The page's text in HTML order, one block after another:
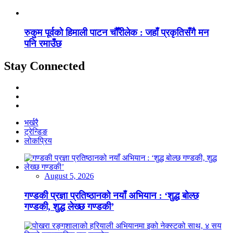
रुकुम पूर्वको हिमाली पाटन चौँरीलेक : जहाँ प्रकृतिसँगै मन
पनि रमाउँछ
Stay Connected
भर्खरै
ट्रेन्डिङ
लोकप्रिय
August 5, 2026
गण्डकी प्रज्ञा प्रतिष्ठानको नयाँ अभियान : ‘शुद्ध बोल्छ
गण्डकी, शुद्ध लेख्छ गण्डकी’